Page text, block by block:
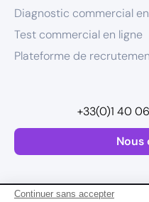
Continuer sans accepter
Diagnostic commercial
Test commercial en ligne
Plateforme de
+33(0)1 40